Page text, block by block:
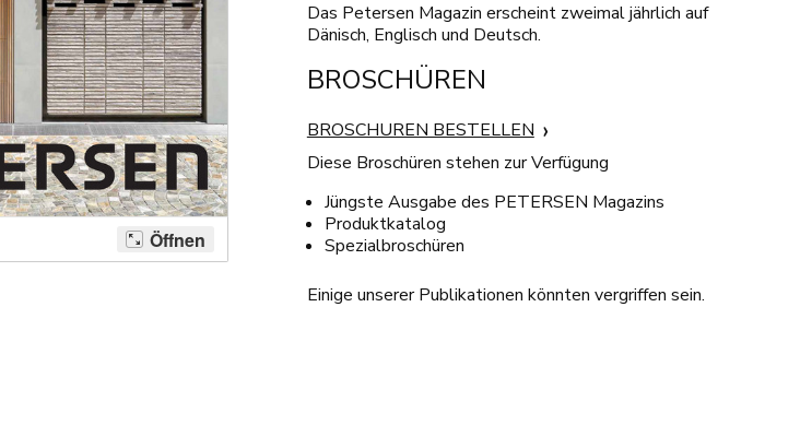
Das Petersen Magazin erscheint zweimal jährlich auf
Dänisch, Englisch und Deutsch.
BROSCHÜREN
BROSCHUREN BESTELLEN
Diese Broschüren stehen zur Verfügung
Jüngste Ausgabe des PETERSEN Magazins
Produktkatalog
Spezialbroschüren
Einige unserer Publikationen könnten vergriffen sein.